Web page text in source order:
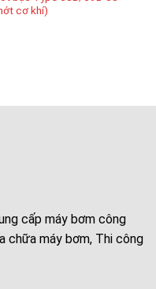
cơ khí)
cấp máy bơm công
chữa máy bơm, Thi công